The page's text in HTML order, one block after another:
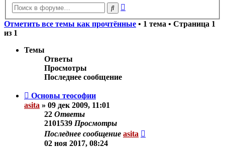
Поиск
Отметить все темы как прочтённые • 1 тема • Страница 1
из 1
Темы
Ответы
Просмотры
Последнее сообщение
Основы теософии
asita » 09 дек 2009, 11:01
22 Ответы
2101539 Просмотры
Последнее сообщение asita
02 ноя 2017, 08:24